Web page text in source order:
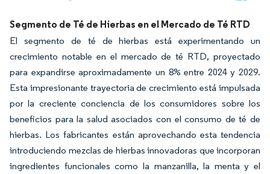
Imagen © Mordor Intelligence. El uso requiere atribución según CC BY 4.0.
Segmento de Té de Hierbas en el Mercado de Té RTD
El segmento de té de hierbas está experimentando un
crecimiento notable en el mercado de té RTD, proyectado
para expandirse aproximadamente un 8% entre 2024 y 2029.
Esta impresionante trayectoria de crecimiento está impulsada
por la creciente conciencia de los consumidores sobre los
beneficios para la salud asociados con el consumo de té de
hierbas. Los fabricantes están aprovechando esta tendencia
introduciendo mezclas de hierbas innovadoras que incorporan
ingredientes funcionales como la manzanilla, la menta y el